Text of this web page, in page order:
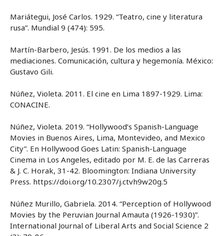
Mariátegui, José Carlos. 1929. “Teatro, cine y literatura
rusa”. Mundial 9 (474): 595.
Martín-Barbero, Jesús. 1991. De los medios a las
mediaciones. Comunicación, cultura y hegemonía. México:
Gustavo Gili.
Núñez, Violeta. 2011. El cine en Lima 1897-1929. Lima:
CONACINE.
Núñez, Violeta. 2019. “Hollywood’s Spanish-Language
Movies in Buenos Aires, Lima, Montevideo, and Mexico
City”. En Hollywood Goes Latin: Spanish-Language
Cinema in Los Angeles, editado por M. E. de las Carreras
& J. C. Horak, 31-42. Bloomington: Indiana University
Press. https://doi.org/10.2307/j.ctvh9w20g.5
Núñez Murillo, Gabriela. 2014. “Perception of Hollywood
Movies by the Peruvian Journal Amauta (1926-1930)”.
International Journal of Liberal Arts and Social Science 2